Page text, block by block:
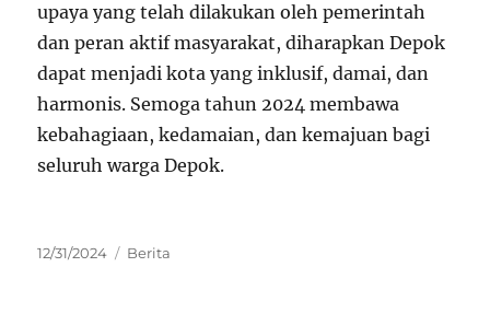
upaya yang telah dilakukan oleh pemerintah
dan peran aktif masyarakat, diharapkan Depok
dapat menjadi kota yang inklusif, damai, dan
harmonis. Semoga tahun 2024 membawa
kebahagiaan, kedamaian, dan kemajuan bagi
seluruh warga Depok.
Posted
12/31/2024 Categories
Berita